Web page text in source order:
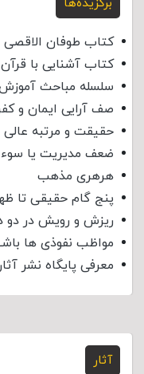
کتاب طوفان الاقصی
کتاب آشنایی با
سلسله مباحث آموزش
صف آرایی ایمان و
حقیقت و مرتبه
ضعف مدیریت یا
هرهری مذهب
پنج گام حقیقی تا
ریزش و رویش در دو
مواظب نفوذی‌ ها
معرفی پایگاه نشر
آثار